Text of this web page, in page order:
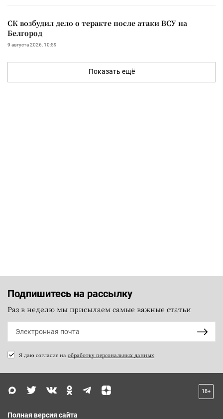
СК возбудил дело о теракте после атаки ВСУ на
Белгород
9 августа 2026, 10:59
Показать ещё
Подпишитесь на рассылку
Раз в неделю мы присылаем самые важные статьи
Я даю согласие на обработку персональных данных
18+
Полная версия сайта